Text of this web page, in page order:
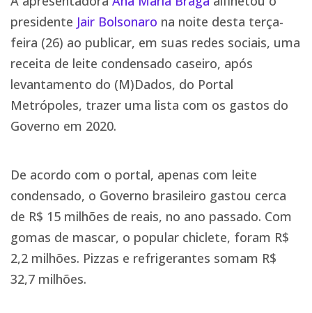
presidente Jair Bolsonaro na noite desta terça-
feira (26) ao publicar, em suas redes sociais, uma
receita de leite condensado caseiro, após
levantamento do (M)Dados, do Portal
Metrópoles, trazer uma lista com os gastos do
Governo em 2020.
De acordo com o portal, apenas com leite
condensado, o Governo brasileiro gastou cerca
de R$ 15 milhões de reais, no ano passado. Com
gomas de mascar, o popular chiclete, foram R$
2,2 milhões. Pizzas e refrigerantes somam R$
32,7 milhões.